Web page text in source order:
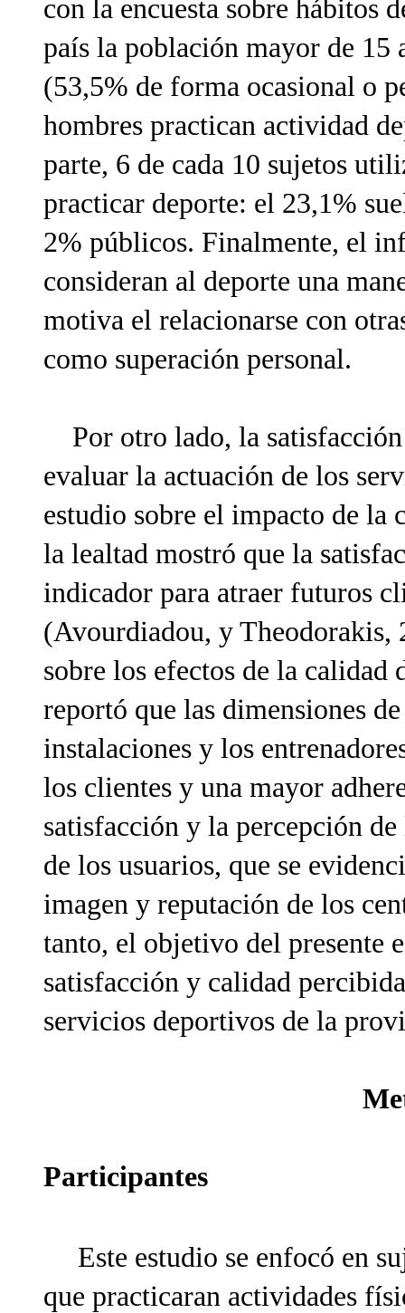
con la encuesta sobre hábitos
país la población mayor de 15
(53,5% de forma ocasional o
hombres practican actividad
parte, 6 de cada 10 sujetos
practicar deporte: el 23,1%
2% públicos. Finalmente, el
consideran al deporte una
motiva el relacionarse con
como superación personal.
Por otro lado, la satisfacción
evaluar la actuación de los
estudio sobre el impacto de la
la lealtad mostró que la
indicador para atraer futuros
(Avourdiadou, y Theodorakis,
sobre los efectos de la
reportó que las dimensiones
instalaciones y los
los clientes y una mayor
satisfacción y la percepción
de los usuarios, que se
imagen y reputación de los
tanto, el objetivo del presente
satisfacción y calidad
servicios deportivos de la
Participantes
Este estudio se enfocó en
que practicaran actividades